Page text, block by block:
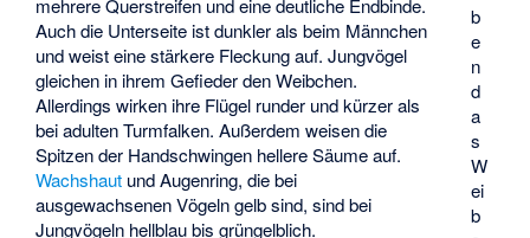
b
e
n
d
a
s
W
ei
b
mehrere Querstreifen und eine deutliche Endbinde.
Auch die Unterseite ist dunkler als beim Männchen
und weist eine stärkere Fleckung auf. Jungvögel
gleichen in ihrem Gefieder den Weibchen.
Allerdings wirken ihre Flügel runder und kürzer als
bei adulten Turmfalken. Außerdem weisen die
Spitzen der Handschwingen hellere Säume auf.
Wachshaut und Augenring, die bei
ausgewachsenen Vögeln gelb sind, sind bei
Jungvögeln hellblau bis grüngelblich.